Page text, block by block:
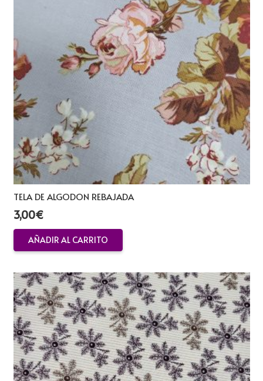
TELA DE ALGODON REBAJADA
3,00€
AÑADIR AL CARRITO